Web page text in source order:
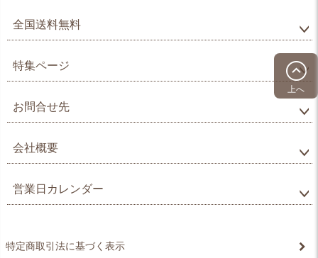
上へ
全国送料無料
特集ページ
お問合せ先
会社概要
営業日カレンダー
特定商取引法に基づく表示